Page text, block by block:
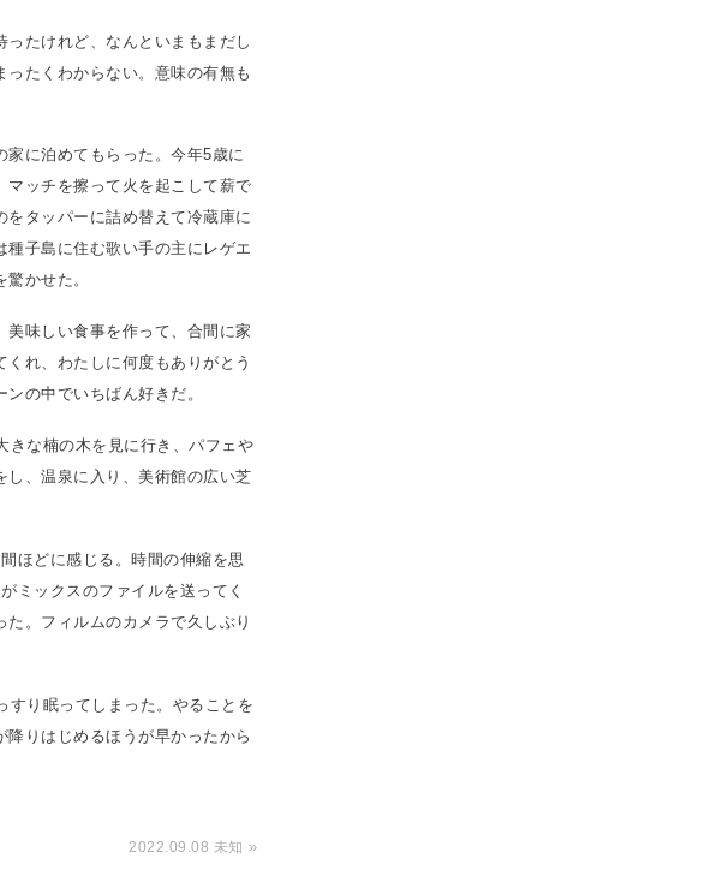
たけれど、なんといまもまだし
たくわからない。意味の有無も
に泊めてもらった。今年5歳に
ッチを擦って火を起こして薪で
タッパーに詰め替えて冷蔵庫に
子島に住む歌い手の主にレゲエ
かせた。
味しい食事を作って、合間に家
れ、わたしに何度もありがとう
の中でいちばん好きだ。
きな楠の木を見に行き、パフェや
、温泉に入り、美術館の広い芝
ほどに感じる。時間の伸縮を思
ミックスのファイルを送ってく
。フィルムのカメラで久しぶり
すり眠ってしまった。やることを
りはじめるほうが早かったから
2022.09.08 未知 »